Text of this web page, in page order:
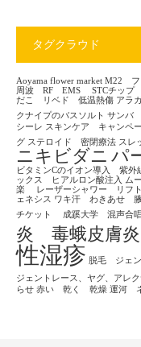
タグクラウド
Aoyama flower market M22 フ
周波 RF EMS
STCチップ
だこ リベド 低温熱傷 アラ
クナイプのバスソルト サンバ
シーレ スキンケア キャン
グ ステロイド 密閉療法 スレ
ニキビダニ パ
ビタミンCのイオン導入 紫外
ックス ヒアルロン酸注入
ム
楽
レーザーシャワー リフ
ェネシス ワキ汗 わきあせ 腋
チケット
成蹊大学 混声合
炎 毒蛾皮膚炎
性湿疹 脱毛 ジェ
ジェントレース、ヤグ、アレ
らせ 赤い 乾く 乾燥 運河